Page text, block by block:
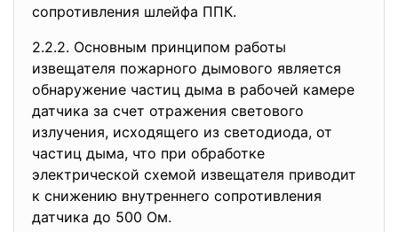
сопротивления шлейфа ППК.
2.2.2. Основным принципом работы
извещателя пожарного дымового является
обнаружение частиц дыма в рабочей камере
датчика за счет отражения светового
излучения, исходящего из светодиода, от
частиц дыма, что при обработке
электрической схемой извещателя приводит
к снижению внутреннего сопротивления
датчика до 500 Ом.